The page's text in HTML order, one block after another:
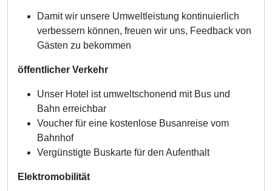
Damit wir unsere Umweltleistung kontinuierlich
verbessern können, freuen wir uns, Feedback von
Gästen zu bekommen
öffentlicher Verkehr
Unser Hotel ist umweltschonend mit Bus und
Bahn erreichbar
Voucher für eine kostenlose Busanreise vom
Bahnhof
Vergünstigte Buskarte für den Aufenthalt
Elektromobilität